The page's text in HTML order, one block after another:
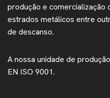
produção e comercialização
estrados metálicos entre
de descanso.
A nossa unidade de
EN ISO 9001.